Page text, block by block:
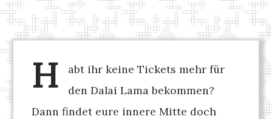
H
abt ihr keine Tickets mehr für
den Dalai Lama bekommen?
Dann findet eure innere Mitte doch